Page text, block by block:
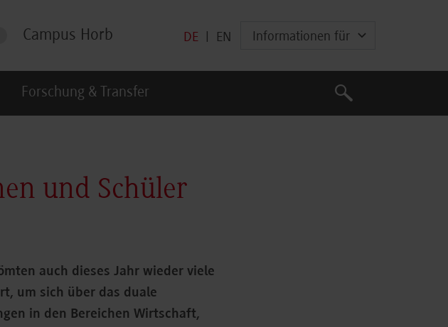
Campus Horb DE EN Informationen für
Forschung & Transfer
Suche
Suche
und Schüler
auch dieses Jahr wieder viele
um sich über das duale
in den Bereichen Wirtschaft,